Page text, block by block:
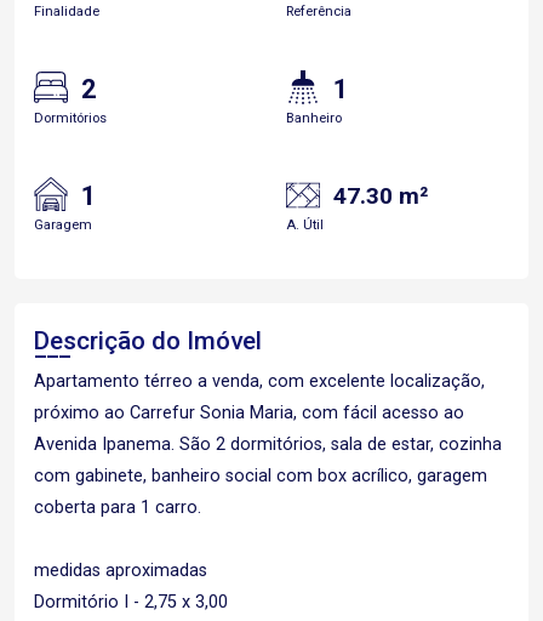
Finalidade Referência
2
Dormitórios
1
Banheiro
1
Garagem
47.30 m²
A. Útil
Descrição do Imóvel
Apartamento térreo a venda, com excelente localização,
próximo ao Carrefur Sonia Maria, com fácil acesso ao
Avenida Ipanema. São 2 dormitórios, sala de estar, cozinha
com gabinete, banheiro social com box acrílico, garagem
coberta para 1 carro.
medidas aproximadas
Dormitório I - 2,75 x 3,00